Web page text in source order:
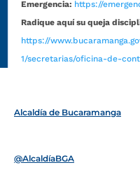
Emergencia: https://
Radique aquí su queja
https://
1/secretarias/oficina-de-
Alcaldía de Bucaramanga
@AlcaldíaBGA